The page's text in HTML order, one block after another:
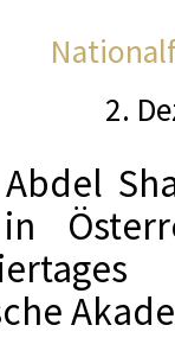
NEUE
2.
in